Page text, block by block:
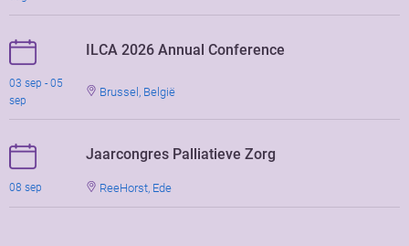
ILCA 2026 Annual Conference
03 sep - 05
sep
Brussel, België
Jaarcongres Palliatieve Zorg
08 sep ReeHorst, Ede